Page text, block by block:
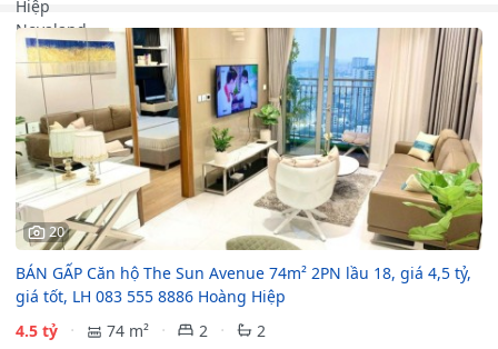
20
BÁN GẤP Căn hộ The Sun Avenue 74m² 2PN lầu 18, giá 4,5 tỷ,
giá tốt, LH 083 555 8886 Hoàng Hiệp
4.5 tỷ
74 m² 2
2